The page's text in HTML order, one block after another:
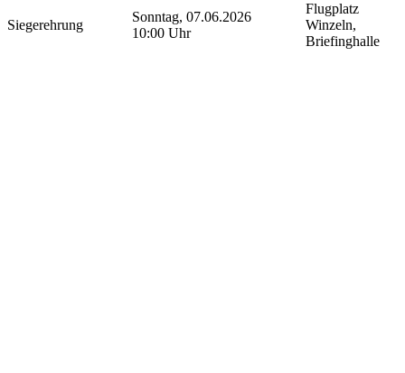
Siegerehrung
Sonntag, 07.06.2026
10:00 Uhr
Flugplatz
Winzeln,
Briefinghalle